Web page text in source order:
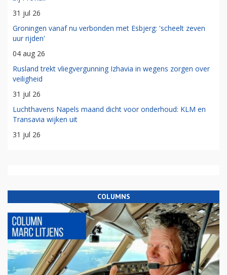
31 jul 26
Groningen vanaf nu verbonden met Esbjerg: 'scheelt zeven
uur rijden'
04 aug 26
Rusland trekt vliegvergunning Izhavia in wegens zorgen over
veiligheid
31 jul 26
Luchthavens Napels maand dicht voor onderhoud: KLM en
Transavia wijken uit
31 jul 26
COLUMNS